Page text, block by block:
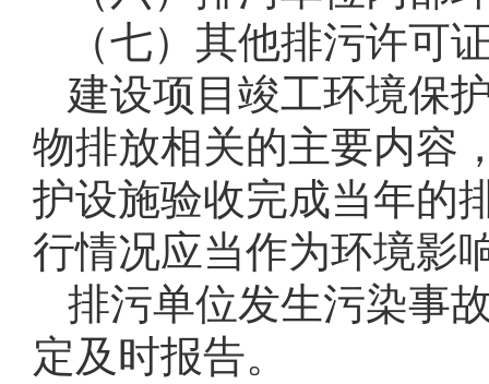
（七）其他排污许可
建设项目竣工环境保
物排放相关的主要内容
护设施验收完成当年的
行情况应当作为环境影
排污单位发生污染事
定及时报告。